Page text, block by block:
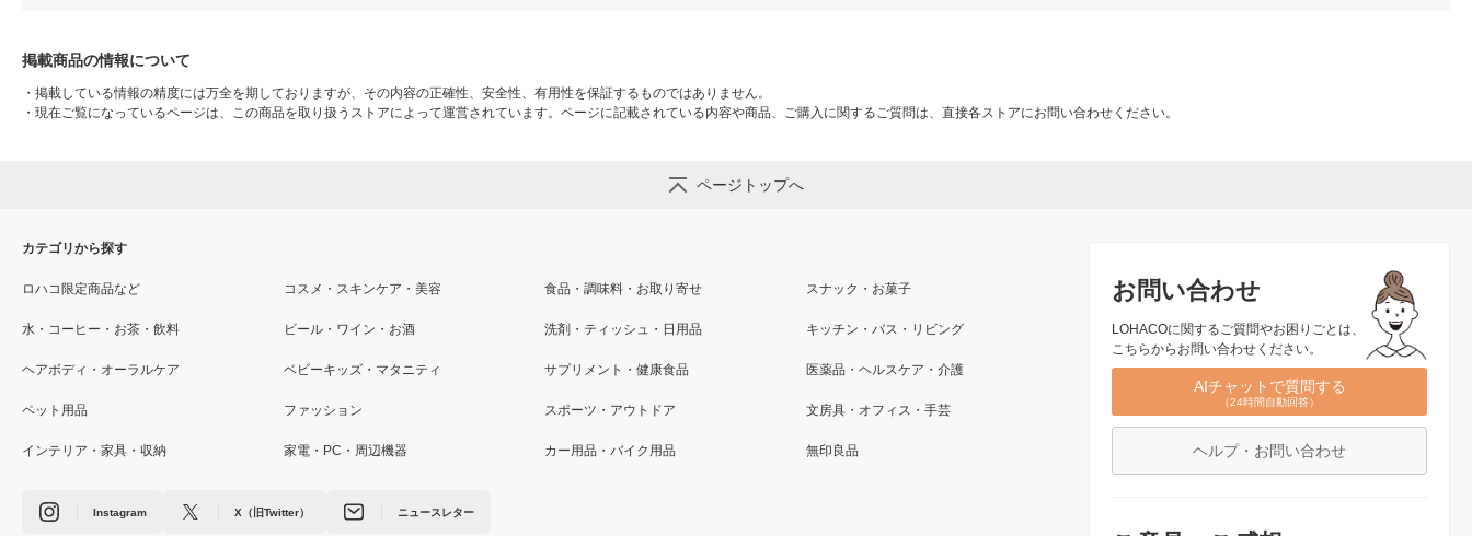
掲載商品の情報について
・ 掲載している情報の精度には万全を期しておりますが、その内容の正確性、安全性、有用性を保証するものではありません。
・ 現在ご覧になっているページは、この商品を取り扱うストアによって運営されています。ページに記載されている内容や商品、ご購入に関するご質問は、直接各ストアにお問い合わせください。
ページトップへ
お問い合わせ
LOHACOに関するご質問やお困りごとは、
こちらからお問い合わせください。
AIチャットで質問する
（24時間自動回答）
ヘルプ・お問い合わせ
カテゴリから探す
ロハコ限定商品など コスメ・スキンケア・美容 食品・調味料・お取り寄せ スナック・お菓子
水・コーヒー・お茶・飲料 ビール・ワイン・お酒 洗剤・ティッシュ・日用品 キッチン・バス・リビング
ヘアボディ・オーラルケア ベビーキッズ・マタニティ サプリメント・健康食品 医薬品・ヘルスケア・介護
ペット用品 ファッション スポーツ・アウトドア 文房具・オフィス・手芸
インテリア・家具・収納 家電・PC・周辺機器 カー用品・バイク用品 無印良品
Instagram X（旧Twitter） ニュースレター